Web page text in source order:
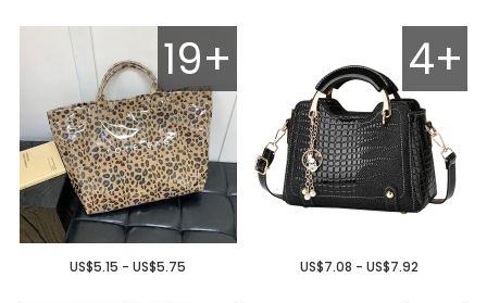
19+
US$5.15 - US$5.75
4+
US$7.08 - US$7.92